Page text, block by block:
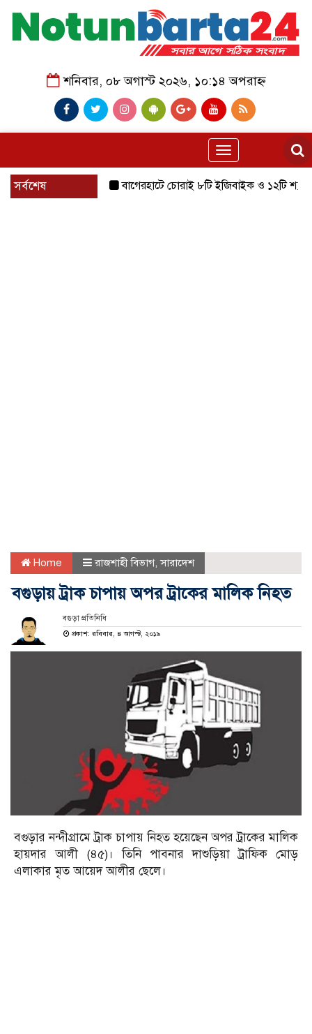
শনিবার, ০৮ অগাস্ট ২০২৬, ১০:১৪ অপরাহ্ন
Toggle
navigation
সর্বশেষ বাগেরহাটে চোরাই ৮টি ইজিবাইক ও ১২টি
Home রাজশাহী বিভাগ,সারাদেশ
বগুড়ায় ট্রাক চাপায় অপর ট্রাকের মালিক নিহত
বগুড়া প্রতিনিধি
প্রকাশ: রবিবার, ৪ আগস্ট, ২০১৯
বগুড়ার নন্দীগ্রামে ট্রাক চাপায় নিহত হয়েছেন অপর ট্রাকের মালিক
হায়দার আলী (৪৫)। তিনি পাবনার দাশুড়িয়া ট্রাফিক মোড়
এলাকার মৃত আয়েদ আলীর ছেলে।